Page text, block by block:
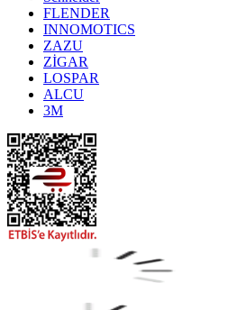
FLENDER
INNOMOTICS
ZAZU
ZİGAR
LOSPAR
ALCU
3M